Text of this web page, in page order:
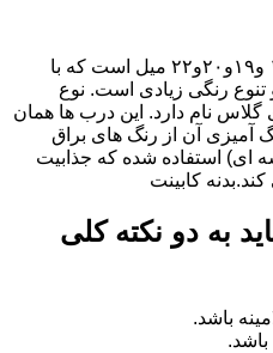
ضخامت این درب ها ۱۶ میل و ۱۸ و١٩و٢٠و٢٢ میل است که با
سی دارای ۶ تیپ و تنوع رنگی زیادی است. نوع
گلاس نام دارد. این درب ها همان
آمیزی آن از رنگ های براق
ای) استفاده شده که جذابیت
کابینت
به دو نکته کلی
باشد.
باشد.